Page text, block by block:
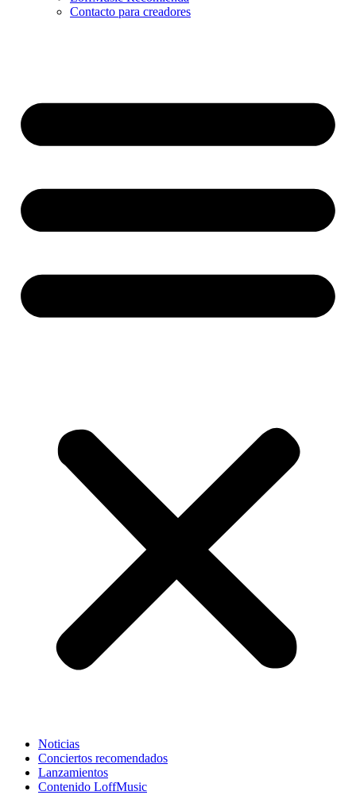
Contacto para creadores
Noticias
Conciertos recomendados
Lanzamientos
Contenido LoffMusic